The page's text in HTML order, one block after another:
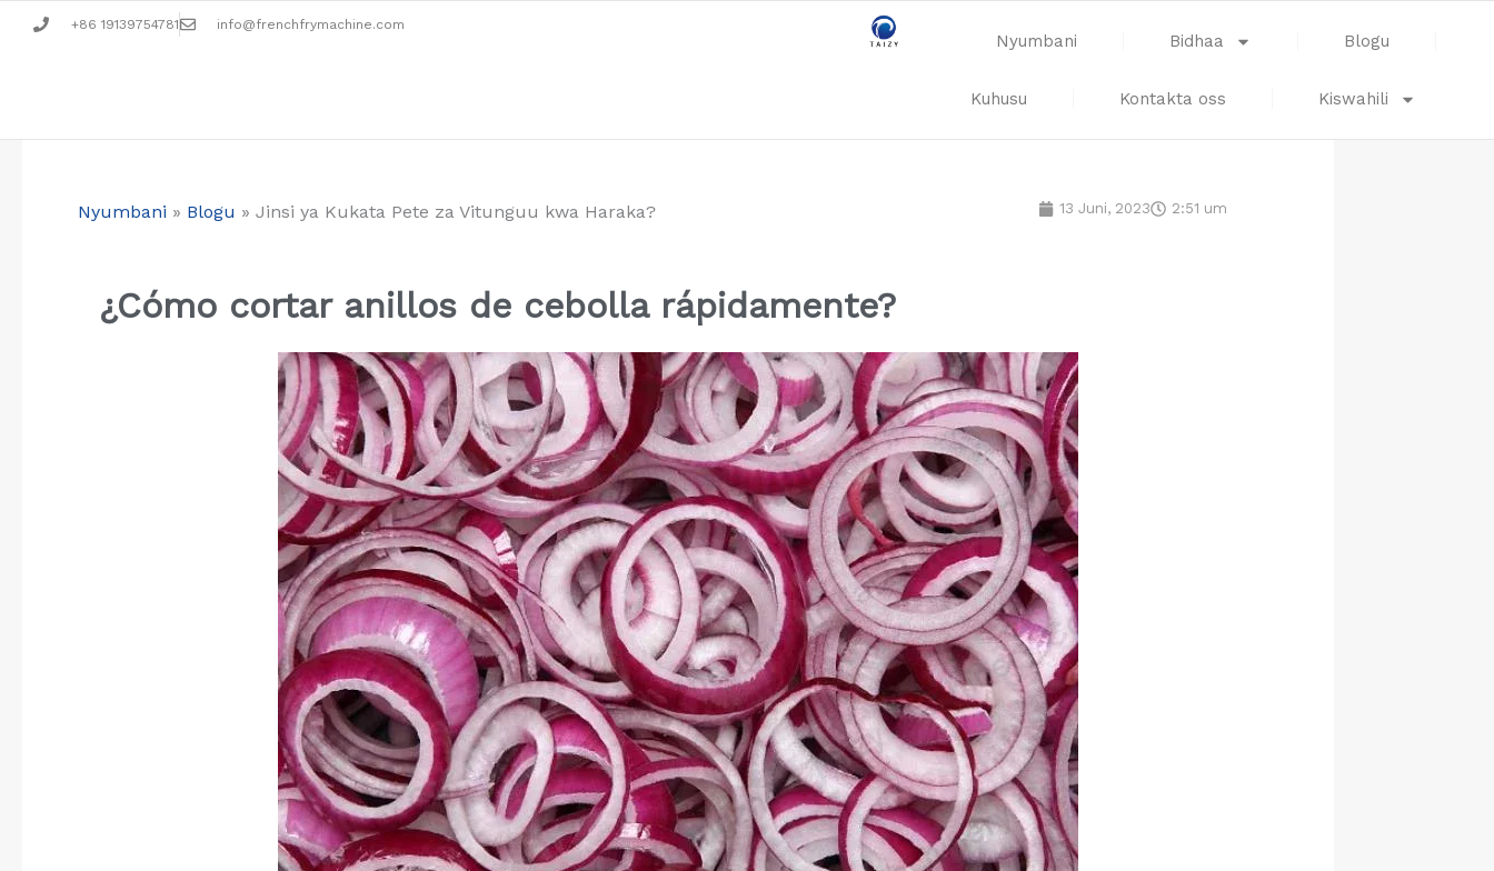
+86 19139754781 info@frenchfrymachine.com
Nyumbani Bidhaa Blogu
Kuhusu Kontakta oss Kiswahili
Nyumbani » Blogu » Jinsi ya Kukata Pete za Vitunguu kwa Haraka? 13 Juni, 2023 2:51 um
¿Cómo cortar anillos de cebolla rápidamente?